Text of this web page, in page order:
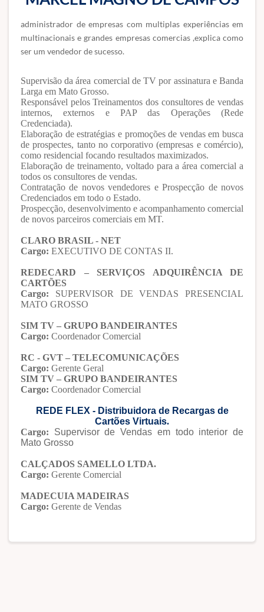
administrador de empresas com multiplas experiências em
multinacionais e grandes empresas comercias ,explica como
ser um vendedor de sucesso.
Supervisão da área comercial de TV por assinatura e Banda
Larga em Mato Grosso.
Responsável pelos Treinamentos dos consultores de vendas
internos, externos e PAP das Operações (Rede
Credenciada).
Elaboração de estratégias e promoções de vendas em busca
de prospectes, tanto no corporativo (empresas e comércio),
como residencial focando resultados maximizados.
Elaboração de treinamento, voltado para a área comercial a
todos os consultores de vendas.
Contratação de novos vendedores e Prospecção de novos
Credenciados em todo o Estado.
Prospecção, desenvolvimento e acompanhamento comercial
de novos parceiros comerciais em MT.
CLARO BRASIL - NET
Cargo: EXECUTIVO DE CONTAS II.
REDECARD – SERVIÇOS ADQUIRÊNCIA DE
CARTÕES
Cargo: SUPERVISOR DE VENDAS PRESENCIAL
MATO GROSSO
SIM TV – GRUPO BANDEIRANTES
Cargo: Coordenador Comercial
RC - GVT – TELECOMUNICAÇÕES
Cargo: Gerente Geral
SIM TV – GRUPO BANDEIRANTES
Cargo: Coordenador Comercial
REDE FLEX - Distribuidora de Recargas de
Cartões Virtuais.
Cargo:
Supervisor de Vendas em todo interior de
Mato Grosso
CALÇADOS SAMELLO LTDA.
Cargo: Gerente Comercial
MADECUIA MADEIRAS
Cargo: Gerente de Vendas